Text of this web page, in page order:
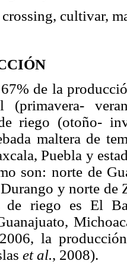
crossing, cultivar,
de la
(primavera-
riego (otoño-
maltera de
Puebla y
son: norte de
y norte de
de riego es El
la
et al., 2008).